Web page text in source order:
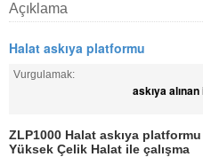
Açıklama
Halat askıya platformu
Vurgulamak:
askıya
ZLP1000 Halat askıya
Yüksek Çelik Halat ile çalışma